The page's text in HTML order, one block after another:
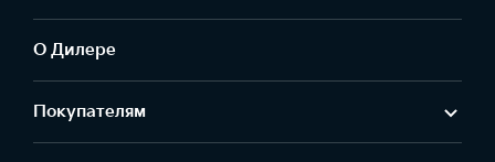
О Дилере
Покупателям